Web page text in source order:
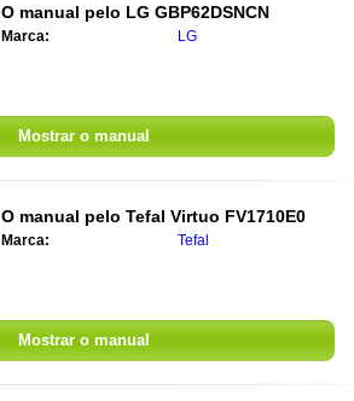
O manual pelo LG GBP62DSNCN
Marca: LG
Mostrar o manual
O manual pelo Tefal Virtuo FV1710E0
Marca: Tefal
Mostrar o manual